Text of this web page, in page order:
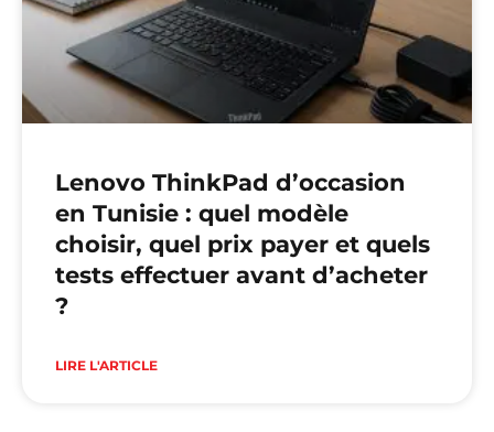
Lenovo ThinkPad d’occasion
en Tunisie : quel modèle
choisir, quel prix payer et quels
tests effectuer avant d’acheter
?
LIRE L'ARTICLE